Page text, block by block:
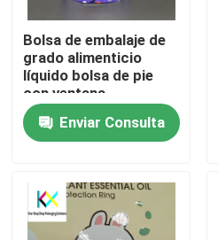
En casa
Bolsa de embalaje de
grado alimenticio
líquido bolsa de pie
con ventana
transparente 120um-
140umEnviar Consulta